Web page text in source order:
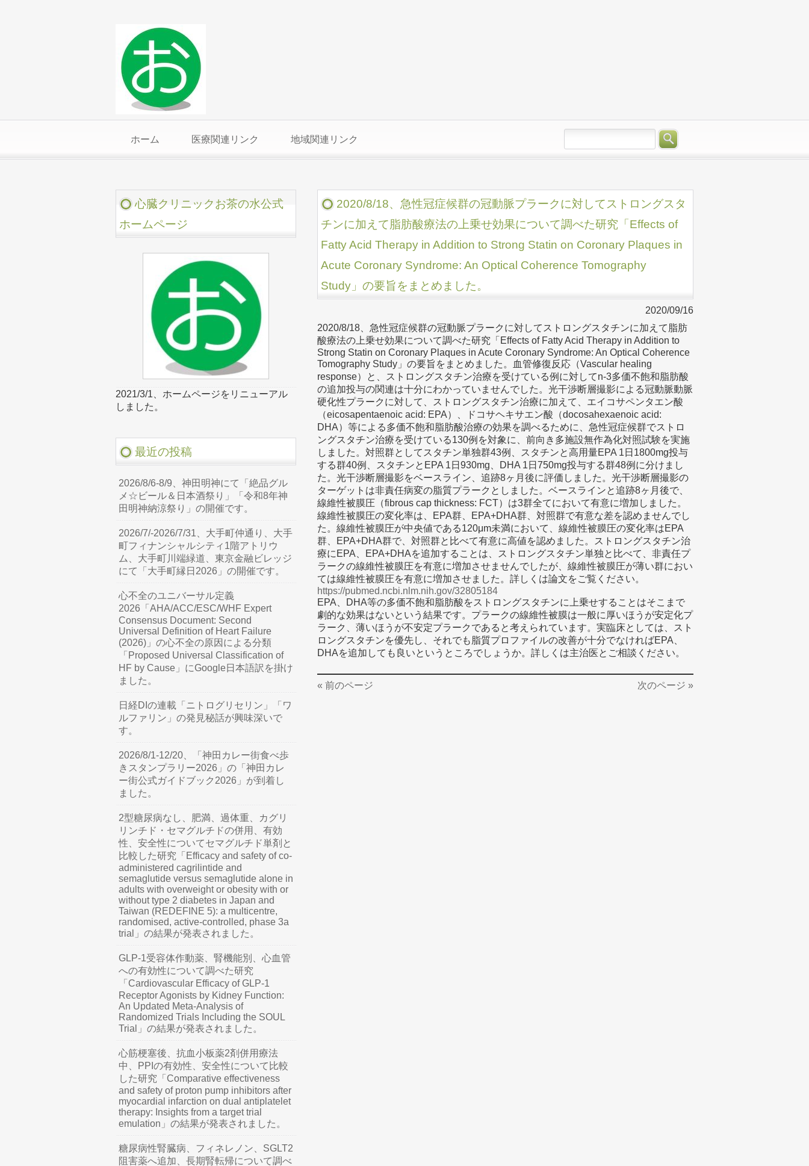
ホーム 医療関連リンク 地域関連リンク
2020/8/18、急性冠症候群の冠動脈プラークに対してストロングスタ
チンに加えて脂肪酸療法の上乗せ効果について調べた研究「Effects of
Fatty Acid Therapy in Addition to Strong Statin on Coronary Plaques in
Acute Coronary Syndrome: An Optical Coherence Tomography
Study」の要旨をまとめました。
2020/09/16
2020/8/18、急性冠症候群の冠動脈プラークに対してストロングスタチンに加えて脂肪
酸療法の上乗せ効果について調べた研究「Effects of Fatty Acid Therapy in Addition to
Strong Statin on Coronary Plaques in Acute Coronary Syndrome: An Optical Coherence
Tomography Study」の要旨をまとめました。血管修復反応（Vascular healing
response）と、ストロングスタチン治療を受けている例に対してn-3多価不飽和脂肪酸
の追加投与の関連は十分にわかっていませんでした。光干渉断層撮影による冠動脈動脈
硬化性プラークに対して、ストロングスタチン治療に加えて、エイコサペンタエン酸
（eicosapentaenoic acid: EPA）、ドコサヘキサエン酸（docosahexaenoic acid:
DHA）等による多価不飽和脂肪酸治療の効果を調べるために、急性冠症候群でストロ
ングスタチン治療を受けている130例を対象に、前向き多施設無作為化対照試験を実施
しました。対照群としてスタチン単独群43例、スタチンと高用量EPA 1日1800mg投与
する群40例、スタチンとEPA 1日930mg、DHA 1日750mg投与する群48例に分けまし
た。光干渉断層撮影をベースライン、追跡8ヶ月後に評価しました。光干渉断層撮影の
ターゲットは非責任病変の脂質プラークとしました。ベースラインと追跡8ヶ月後で、
線維性被膜圧（fibrous cap thickness: FCT）は3群全てにおいて有意に増加しました。
線維性被膜圧の変化率は、EPA群、EPA+DHA群、対照群で有意な差を認めませんでし
た。線維性被膜圧が中央値である120μm未満において、線維性被膜圧の変化率はEPA
群、EPA+DHA群で、対照群と比べて有意に高値を認めました。ストロングスタチン治
療にEPA、EPA+DHAを追加することは、ストロングスタチン単独と比べて、非責任プ
ラークの線維性被膜圧を有意に増加させませんでしたが、線維性被膜圧が薄い群におい
ては線維性被膜圧を有意に増加させました。詳しくは論文をご覧ください。
https://pubmed.ncbi.nlm.nih.gov/32805184
EPA、DHA等の多価不飽和脂肪酸をストロングスタチンに上乗せすることはそこまで
劇的な効果はないという結果です。プラークの線維性被膜は一般に厚いほうが安定化プ
ラーク、薄いほうが不安定プラークであると考えられています。実臨床としては、スト
ロングスタチンを優先し、それでも脂質プロファイルの改善が十分でなければEPA、
DHAを追加しても良いというところでしょうか。詳しくは主治医とご相談ください。
« 前のページ 次のページ »
心臓クリニックお茶の水公式
ホームページ
2021/3/1、ホームページをリニューアル
しました。
最近の投稿
2026/8/6-8/9、神田明神にて「絶品グル
メ☆ビール＆日本酒祭り」「令和8年神
田明神納涼祭り」の開催です。
2026/7/-2026/7/31、大手町仲通り、大手
町フィナンシャルシティ1階アトリウ
ム、大手町川端緑道、東京金融ビレッジ
にて「大手町縁日2026」の開催です。
心不全のユニバーサル定義
2026「AHA/ACC/ESC/WHF Expert
Consensus Document: Second
Universal Definition of Heart Failure
(2026)」の心不全の原因による分類
「Proposed Universal Classification of
HF by Cause」にGoogle日本語訳を掛け
ました。
日経DIの連載「ニトログリセリン」「ワ
ルファリン」の発見秘話が興味深いで
す。
2026/8/1-12/20、「神田カレー街食べ歩
きスタンプラリー2026」の「神田カレ
ー街公式ガイドブック2026」が到着し
ました。
2型糖尿病なし、肥満、過体重、カグリ
リンチド・セマグルチドの併用、有効
性、安全性についてセマグルチド単剤と
比較した研究「Efficacy and safety of co-
administered cagrilintide and
semaglutide versus semaglutide alone in
adults with overweight or obesity with or
without type 2 diabetes in Japan and
Taiwan (REDEFINE 5): a multicentre,
randomised, active-controlled, phase 3a
trial」の結果が発表されました。
GLP-1受容体作動薬、腎機能別、心血管
への有効性について調べた研究
「Cardiovascular Efficacy of GLP-1
Receptor Agonists by Kidney Function:
An Updated Meta-Analysis of
Randomized Trials Including the SOUL
Trial」の結果が発表されました。
心筋梗塞後、抗血小板薬2剤併用療法
中、PPIの有効性、安全性について比較
した研究「Comparative effectiveness
and safety of proton pump inhibitors after
myocardial infarction on dual antiplatelet
therapy: Insights from a target trial
emulation」の結果が発表されました。
糖尿病性腎臓病、フィネレノン、SGLT2
阻害薬へ追加、長期腎転帰について調べ